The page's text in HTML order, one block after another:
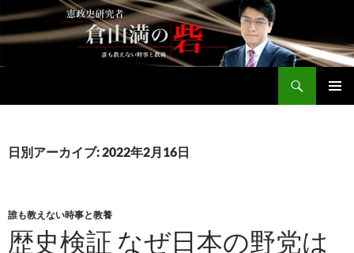
テ
ン
へ
ッ
日別アーカイブ: 2022年2月16日
誰も教えない時事と教養
歴史検証 なぜ日本の野党は